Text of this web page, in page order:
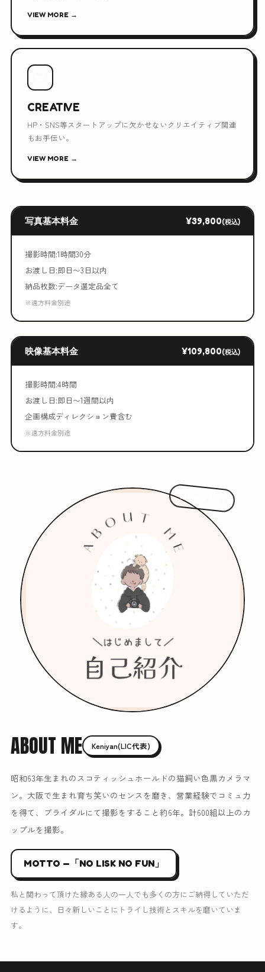
VIEW MORE →
CREATIVE
HP・SNS等スタートアップに欠かせないクリエイティブ関連
もお手伝い。
VIEW MORE →
写真基本料金 ¥39,800(税込)
撮影時間:1時間30分
お渡し日:即日〜3日以内
納品枚数:データ選定品全て
※遠方料金別途
映像基本料金 ¥109,800(税込)
撮影時間:4時間
お渡し日:即日〜1週間以内
企画構成ディレクション費含む
※遠方料金別途
はじめまして!
ABOUT ME Keniyan(LIC代表)
昭和63年生まれのスコティッシュホールドの猫飼い色黒カメラマ
ン。大阪で生まれ育ち笑いのセンスを磨き、営業経験でコミュ力
を得て、ブライダルにて撮影をすること約6年。計600組以上のカ
ップルを撮影。
MOTTO —「NO LISK NO FUN」
私と関わって頂けた縁ある人の一人でも多くの方にご納得していただ
けるように、日々新しいことにトライし技術とスキルを磨いていま
す。